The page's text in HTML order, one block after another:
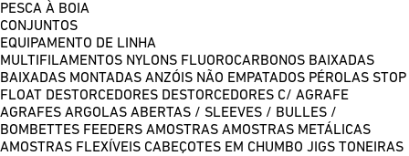
PESCA À BOIA
CONJUNTOS
EQUIPAMENTO DE LINHA
MULTIFILAMENTOS NYLONS FLUOROCARBONOS BAIXADAS
BAIXADAS MONTADAS ANZÓIS NÃO EMPATADOS PÉROLAS STOP
FLOAT DESTORCEDORES DESTORCEDORES C/ AGRAFE
AGRAFES ARGOLAS ABERTAS / SLEEVES / BULLES /
BOMBETTES FEEDERS AMOSTRAS AMOSTRAS METÁLICAS
AMOSTRAS FLEXÍVEIS CABEÇOTES EM CHUMBO JIGS TONEIRAS